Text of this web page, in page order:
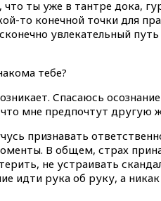
что ты уже в тантре дока,
то конечной точки для
увлекательный
тебе?
Спасаюсь
что мне предпочтут
признавать
В общем, страх
не устраивать
идти рука об руку, а